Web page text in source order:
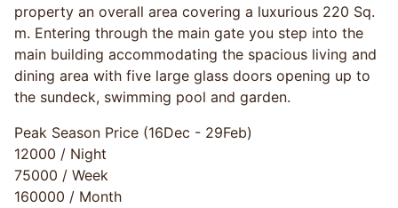
property an overall area covering a luxurious 220 Sq.
m. Entering through the main gate you step into the
main building accommodating the spacious living and
dining area with five large glass doors opening up to
the sundeck, swimming pool and garden.
Peak Season Price (16Dec - 29Feb)
12000 / Night
75000 / Week
160000 / Month